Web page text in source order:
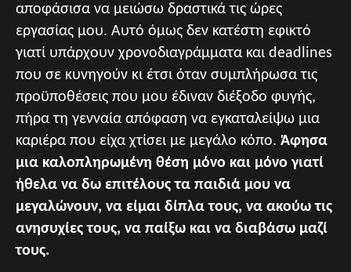
αποφάσισα να μειώσω δραστικά τις ώρες
εργασίας μου. Αυτό όμως δεν κατέστη εφικτό
γιατί υπάρχουν χρονοδιαγράμματα και deadlines
που σε κυνηγούν κι έτσι όταν συμπλήρωσα τις
προϋποθέσεις που μου έδιναν διέξοδο φυγής,
πήρα τη γενναία απόφαση να εγκαταλείψω μια
καριέρα που είχα χτίσει με μεγάλο κόπο. Άφησα
μια καλοπληρωμένη θέση μόνο και μόνο γιατί
ήθελα να δω επιτέλους τα παιδιά μου να
μεγαλώνουν, να είμαι δίπλα τους, να ακούω τις
ανησυχίες τους, να παίξω και να διαβάσω μαζί
τους.